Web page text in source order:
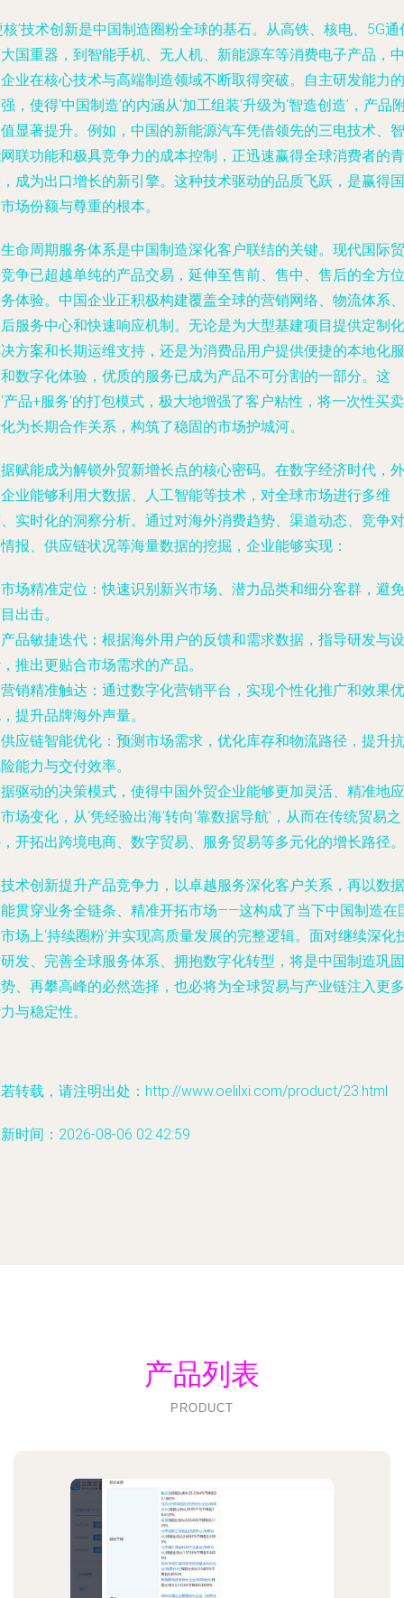
核’技术创新是中国制造圈粉全球的基石。从高铁、核电、5G通
国重器，到智能手机、无人机、新能源车等消费电子产品，中
业在核心技术与高端制造领域不断取得突破。自主研发能力的
，使得‘中国制造’的内涵从‘加工组装’升级为‘智造创造’，产品
显著提升。例如，中国的新能源汽车凭借领先的三电技术、智
联功能和极具竞争力的成本控制，正迅速赢得全球消费者的青
成为出口增长的新引擎。这种技术驱动的品质飞跃，是赢得国
场份额与尊重的根本。
命周期服务体系是中国制造深化客户联结的关键。现代国际贸
争已超越单纯的产品交易，延伸至售前、售中、售后的全方位
体验。中国企业正积极构建覆盖全球的营销网络、物流体系、
服务中心和快速响应机制。无论是为大型基建项目提供定制化
方案和长期运维支持，还是为消费品用户提供便捷的本地化服
数字化体验，优质的服务已成为产品不可分割的一部分。这
产品+服务’的打包模式，极大地增强了客户粘性，将一次性买卖
为长期合作关系，构筑了稳固的市场护城河。
赋能成为解锁外贸新增长点的核心密码。在数字经济时代，外
业能够利用大数据、人工智能等技术，对全球市场进行多维
实时化的洞察分析。通过对海外消费趋势、渠道动态、竞争对
报、供应链状况等海量数据的挖掘，企业能够实现：
市场精准定位 ：快速识别新兴市场、潜力品类和细分客群，避免
出击。
产品敏捷迭代 ：根据海外用户的反馈和需求数据，指导研发与设
推出更贴合市场需求的产品。
营销精准触达 ：通过数字化营销平台，实现个性化推广和效果优
提升品牌海外声量。
供应链智能优化 ：预测市场需求，优化库存和物流路径，提升抗
能力与交付效率。
驱动的决策模式，使得中国外贸企业能够更加灵活、精准地应
场变化，从‘凭经验出海’转向‘靠数据导航’，从而在传统贸易之
开拓出跨境电商、数字贸易、服务贸易等多元化的增长路径。
术创新提升产品竞争力，以卓越服务深化客户关系，再以数据
贯穿业务全链条、精准开拓市场——这构成了当下中国制造在
场上‘持续圈粉’并实现高质量发展的完整逻辑。面对继续深化
发、完善全球服务体系、拥抱数字化转型，将是中国制造巩固
、再攀高峰的必然选择，也必将为全球贸易与产业链注入更多
与稳定性。
转载，请注明出处：http://www.oelilxi.com/product/23.html
时间：2026-08-06 02:42:59
产品列表
PRODUCT